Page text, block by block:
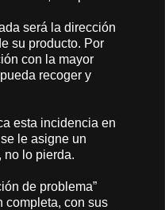
será la dirección
su producto. Por
con la mayor
recoger y
esta incidencia en
le asigne un
no lo pierda.
de problema”
completa, con sus